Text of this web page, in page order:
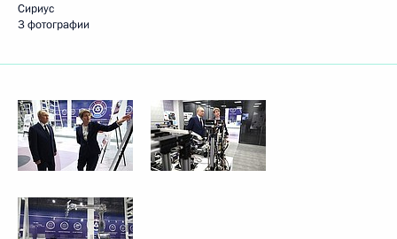
Сириус
3 фотографии